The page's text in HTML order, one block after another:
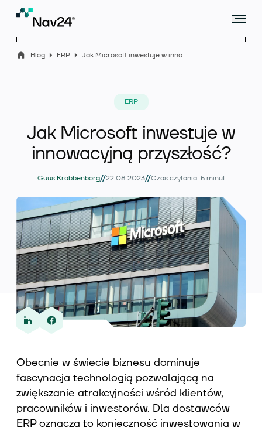
Branże
Usługi
Wiedza
O nas
Kontakt
Blog ERP Jak Microsoft inwestuje w innowacyjną przyszłość?
ERP
Jak Microsoft inwestuje w
innowacyjną przyszłość?
Guus Krabbenborg//22.08.2023//Czas czytania: 5 minut
Obecnie w świecie biznesu dominuje
fascynacja technologią pozwalającą na
zwiększanie atrakcyjności wśród klientów,
pracowników i inwestorów. Dla dostawców
ERP oznacza to konieczność inwestowania w